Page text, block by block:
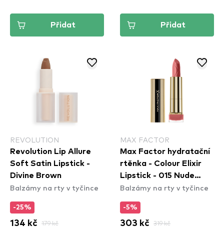
Přidat Přidat
REVOLUTION
Revolution Lip Allure
Soft Satin Lipstick -
Divine Brown
Balzámy na rty v tyčince
-25%
134 kč 179 kč
MAX FACTOR
Max Factor hydratační
rtěnka - Colour Elixir
Lipstick - 015 Nude
Rose
Balzámy na rty v tyčince
-5%
303 kč 319 kč